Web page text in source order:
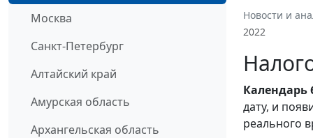
Москва
Санкт-Петербург
Алтайский край
Амурская область
Архангельская область
Новости и
2022
Календарь
дату, и
реального